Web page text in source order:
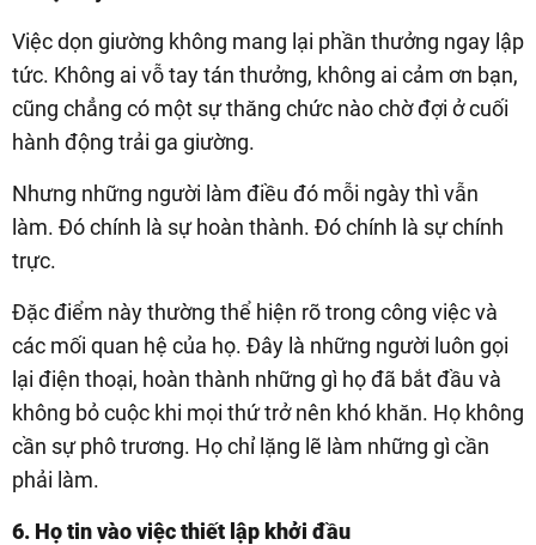
Việc dọn giường không mang lại phần thưởng ngay lập
tức. Không ai vỗ tay tán thưởng, không ai cảm ơn bạn,
cũng chẳng có một sự thăng chức nào chờ đợi ở cuối
hành động trải ga giường.
Nhưng những người làm điều đó mỗi ngày thì vẫn
làm. Đó chính là sự hoàn thành. Đó chính là sự chính
trực.
Đặc điểm này thường thể hiện rõ trong công việc và
các mối quan hệ của họ. Đây là những người luôn gọi
lại điện thoại, hoàn thành những gì họ đã bắt đầu và
không bỏ cuộc khi mọi thứ trở nên khó khăn. Họ không
cần sự phô trương. Họ chỉ lặng lẽ làm những gì cần
phải làm.
6. Họ tin vào việc thiết lập khởi đầu